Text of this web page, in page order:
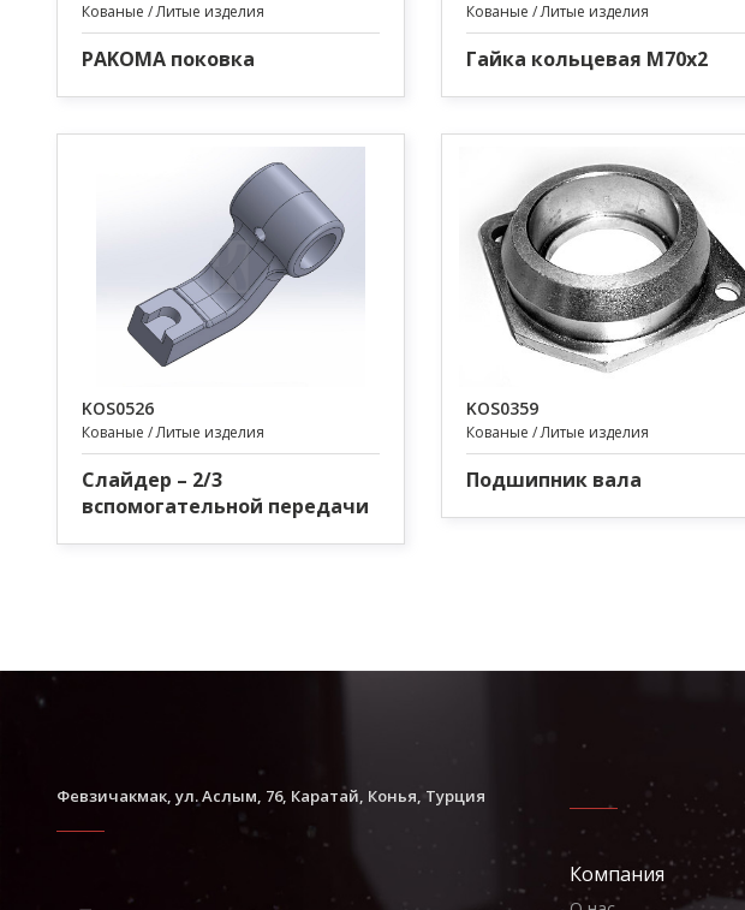
Кованые / Литые изделия
PAKOMA поковка
Кованые / Литые изделия
Гайка кольцевая M70x2
KOS0526
Кованые / Литые изделия
Слайдер – 2/3
вспомогательной передачи
KOS0359
Кованые / Литые изделия
Подшипник вала
Февзичакмак, ул. Аслым, 76, Каратай, Конья, Турция
Компания